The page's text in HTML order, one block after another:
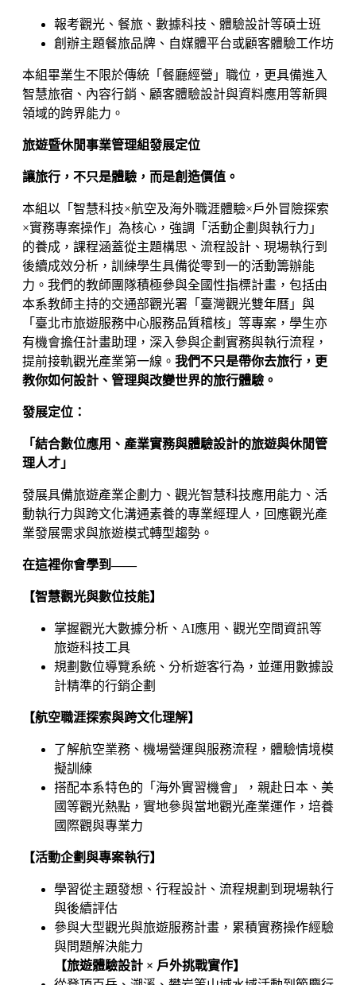
報考觀光、餐旅、數據科技、體驗設計等碩士班
創辦主題餐旅品牌、自媒體平台或顧客體驗工作坊
本組畢業生不限於傳統「餐廳經營」職位，更具備進入
智慧旅宿、內容行銷、顧客體驗設計與資料應用等新興
領域的跨界能力。
旅遊暨休閒事業管理組發展定位
讓旅行，不只是體驗，而是創造價值。
本組以「智慧科技×航空及海外職涯體驗×戶外冒險探索
×實務專案操作」為核心，強調「活動企劃與執行力」
的養成，課程涵蓋從主題構思、流程設計、現場執行到
後續成效分析，訓練學生具備從零到一的活動籌辦能
力。我們的教師團隊積極參與全國性指標計畫，包括由
本系教師主持的交通部觀光署「臺灣觀光雙年曆」與
「臺北市旅遊服務中心服務品質稽核」等專案，學生亦
有機會擔任計畫助理，深入參與企劃實務與執行流程，
提前接軌觀光產業第一線。 我們不只是帶你去旅行，更
教你如何設計、管理與改變世界的旅行體驗。
發展定位：
「結合數位應用、產業實務與體驗設計的旅遊與休閒管
理人才」
發展具備旅遊產業企劃力、觀光智慧科技應用能力、活
動執行力與跨文化溝通素養的專業經理人，回應觀光產
業發展需求與旅遊模式轉型趨勢。
在這裡你會學到——
【智慧觀光與數位技能】
掌握觀光大數據分析、AI應用、觀光空間資訊等
旅遊科技工具
規劃數位導覽系統、分析遊客行為，並運用數據設
計精準的行銷企劃
【航空職涯探索與跨文化理解】
了解航空業務、機場營運與服務流程，體驗情境模
擬訓練
搭配本系特色的「海外實習機會」，親赴日本、美
國等觀光熱點，實地參與當地觀光產業運作，培養
國際觀與專業力
【活動企劃與專案執行】
學習從主題發想、行程設計、流程規劃到現場執行
與後續評估
參與大型觀光與旅遊服務計畫，累積實務操作經驗
與問題解決能力
【旅遊體驗設計 × 戶外挑戰實作】